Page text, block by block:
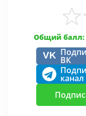
Общий балл:
VK ВК
канал